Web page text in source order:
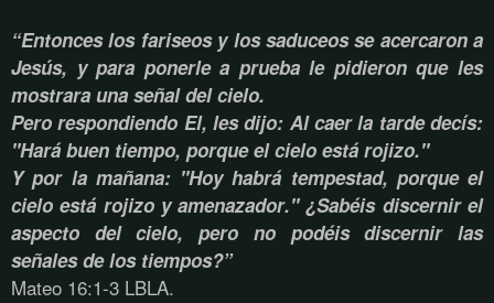
“Entonces los fariseos y los saduceos se acercaron a
Jesús, y para ponerle a prueba le pidieron que les
mostrara una señal del cielo.
Pero respondiendo El, les dijo: Al caer la tarde decís:
"Hará buen tiempo, porque el cielo está rojizo."
Y por la mañana: "Hoy habrá tempestad, porque el
cielo está rojizo y amenazador." ¿Sabéis discernir el
aspecto del cielo, pero no podéis discernir las
señales de los tiempos?”
Mateo 16:1-3 LBLA.